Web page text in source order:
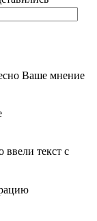
Ваше мнение
текст с